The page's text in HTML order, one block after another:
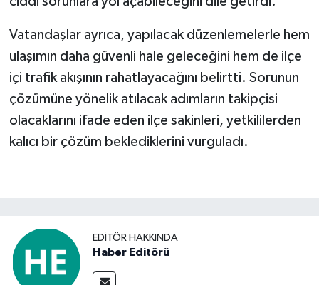
Vatandaşlar ayrıca, yapılacak düzenlemelerle hem
ulaşımın daha güvenli hale geleceğini hem de ilçe
içi trafik akışının rahatlayacağını belirtti. Sorunun
çözümüne yönelik atılacak adımların takipçisi
olacaklarını ifade eden ilçe sakinleri, yetkililerden
kalıcı bir çözüm beklediklerini vurguladı.
EDITÖR HAKKINDA
Haber Editörü